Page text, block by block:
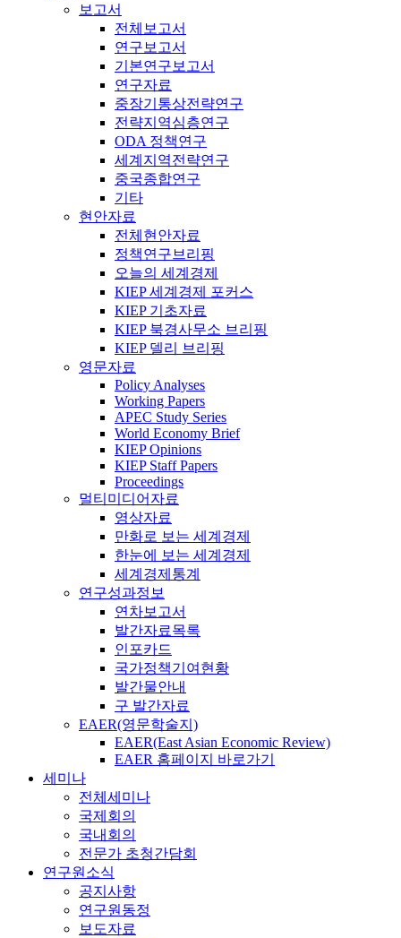
보고서
전체보고서
연구보고서
기본연구보고서
연구자료
중장기통상전략연구
전략지역심층연구
ODA 정책연구
세계지역전략연구
중국종합연구
기타
현안자료
전체현안자료
정책연구브리핑
오늘의 세계경제
KIEP 세계경제 포커스
KIEP 기초자료
KIEP 북경사무소 브리핑
KIEP 델리 브리핑
영문자료
Policy Analyses
Working Papers
APEC Study Series
World Economy Brief
KIEP Opinions
KIEP Staff Papers
Proceedings
멀티미디어자료
영상자료
만화로 보는 세계경제
한눈에 보는 세계경제
세계경제통계
연구성과정보
연차보고서
발간자료목록
인포카드
국가정책기여현황
발간물안내
구 발간자료
EAER(영문학술지)
EAER(East Asian Economic Review)
EAER 홈페이지 바로가기
세미나
전체세미나
국제회의
국내회의
전문가 초청간담회
연구원소식
공지사항
연구원동정
보도자료